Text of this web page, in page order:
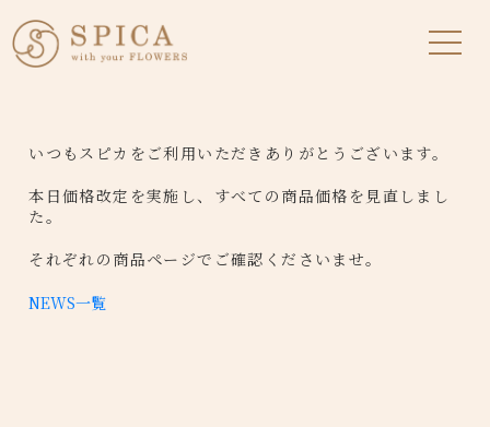
いつもスピカをご利用いただきありがとうございます。
本日価格改定を実施し、すべての商品価格を見直しまし
た。
それぞれの商品ページでご確認くださいませ。
NEWS一覧